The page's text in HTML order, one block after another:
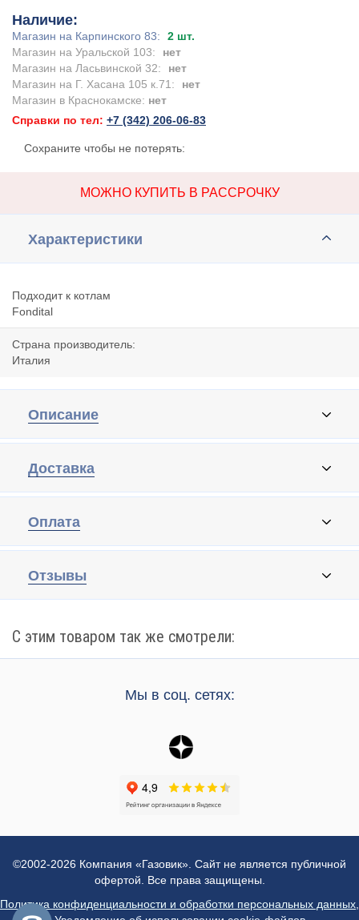
Наличие:
Магазин на Карпинского 83:
2 шт.
Магазин на Уральской 103:
нет
Магазин на Ласьвинской 32:
нет
Магазин на Г. Хасана 105 к.71:
нет
Магазин в Краснокамске: нет
Справки по тел: +7 (342) 206-06-83
Сохраните чтобы не потерять:
МОЖНО КУПИТЬ В РАССРОЧКУ
Характеристики
Подходит к котлам
Fondital
Страна производитель:
Италия
Описание
Доставка
Оплата
Отзывы
С этим товаром так же смотрели:
Мы в соц. сетях:
©2002-2026 Компания «Газовик». Сайт не является публичной
офертой. Все права защищены.
Политика конфиденциальности и обработки персональных данных